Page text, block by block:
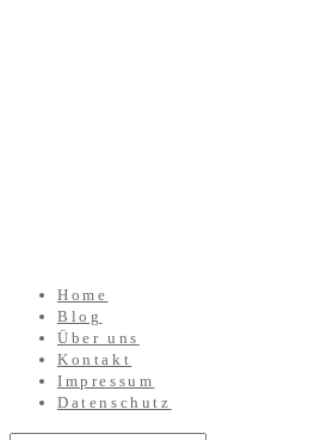
Home
Blog
Über uns
Kontakt
Impressum
Datenschutz